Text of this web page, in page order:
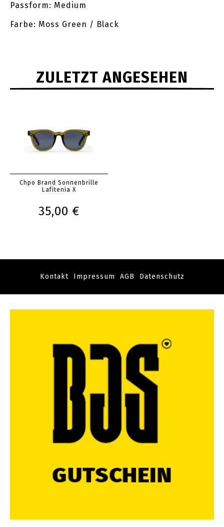
Passform: Medium
Farbe: Moss Green / Black
ZULETZT ANGESEHEN
Chpo Brand Sonnenbrille
Lafitenia X
35,00 €
Kontakt Impressum AGB Datenschutz